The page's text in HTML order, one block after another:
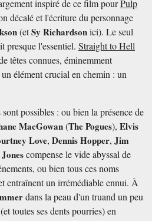
inspiré de ce film pourPulp
décalé et l'écriture du personnage
(etSy Richardsonici). Le seul
presque l'essentiel. Straight to Hell
têtes connues, éminemment
élément crucial en chemin : un
possibles : ou bien la présence de
MacGowan(The Pogues), Elvis
Love, Dennis Hopper, Jim
compense le vide abyssal de
ou bien tous ces noms
entraînent un irrémédiable ennui. À
dans la peau d'un truand un peu
(et toutes ses dents pourries) en